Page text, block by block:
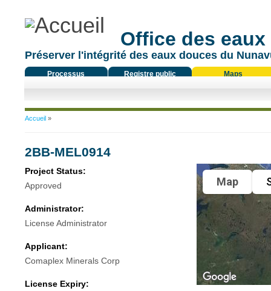
Office des
Préserver l'intégrité des eaux douces du
Processus
Registre public Maps
Vous êtes ici
Accueil»
2BB-MEL0914
Project Status:
Approved
Administrator:
License Administrator
Applicant:
Comaplex Minerals Corp
License Expiry:
Map